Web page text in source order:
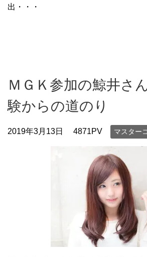
出・・・
ＭＧＫ参加の鯨井さ
験からの道のり
2019年3月13日 4871PV マスター